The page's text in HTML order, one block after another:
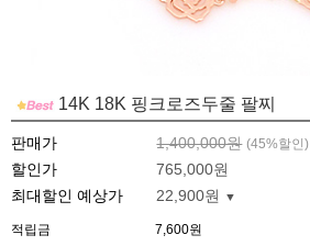
14K 18K 핑크로즈두줄 팔찌
판매가 1,400,000원 (45%할인)
할인가
765,000원
최대할인 예상가
22,900원
적립금 7,600원